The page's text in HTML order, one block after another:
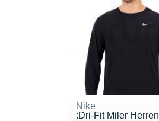
Nike
:Dri-Fit Miler Herren